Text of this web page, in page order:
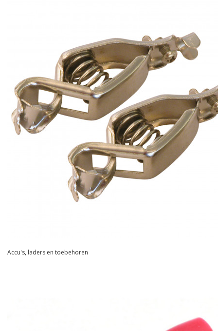
Accu's, laders en toebehoren